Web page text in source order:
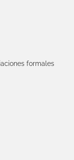
formales